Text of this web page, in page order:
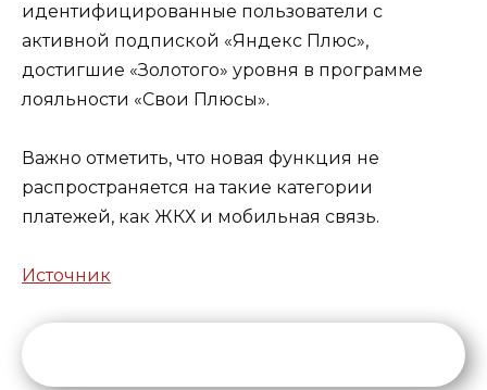
идентифицированные пользователи с
активной подпиской «Яндекс Плюс»,
достигшие «Золотого» уровня в программе
лояльности «Свои Плюсы».
Важно отметить, что новая функция не
распространяется на такие категории
платежей, как ЖКХ и мобильная связь.
Источник